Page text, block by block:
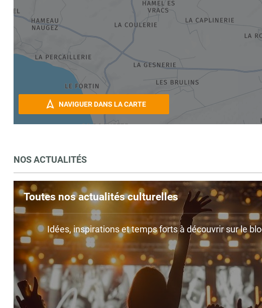
NAVIGUER DANS LA CARTE
NOS ACTUALITÉS
Toutes nos actualités culturelles
Idées, inspirations et temps forts à découvrir sur le